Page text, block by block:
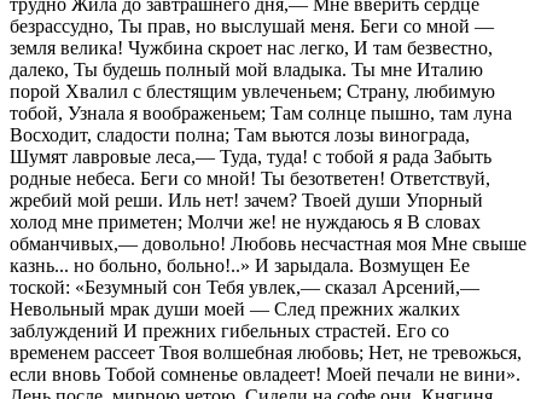
трудно Жила до завтрашнего дня,— Мне вверить сердце
безрассудно, Ты прав, но выслушай меня. Беги со мной —
земля велика! Чужбина скроет нас легко, И там безвестно,
далеко, Ты будешь полный мой владыка. Ты мне Италию
порой Хвалил с блестящим увлеченьем; Страну, любимую
тобой, Узнала я воображеньем; Там солнце пышно, там луна
Восходит, сладости полна; Там вьются лозы винограда,
Шумят лавровые леса,— Туда, туда! с тобой я рада Забыть
родные небеса. Беги со мной! Ты безответен! Ответствуй,
жребий мой реши. Иль нет! зачем? Твоей души Упорный
холод мне приметен; Молчи же! не нуждаюсь я В словах
обманчивых,— довольно! Любовь несчастная моя Мне свыше
казнь... но больно, больно!..» И зарыдала. Возмущен Ее
тоской: «Безумный сон Тебя увлек,— сказал Арсений,—
Невольный мрак души моей — След прежних жалких
заблуждений И прежних гибельных страстей. Его со
временем рассеет Твоя волшебная любовь; Нет, не тревожься,
если вновь Тобой сомненье овладеет! Моей печали не вини».